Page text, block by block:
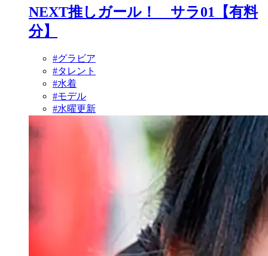
NEXT推しガール！ サラ01【有料
分】
#グラビア
#タレント
#水着
#モデル
#水曜更新